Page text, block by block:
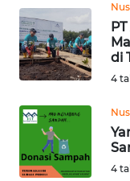
di
4
4
WN
PADANG
LAWAS
SUMEDANG
WN
CIANJUR